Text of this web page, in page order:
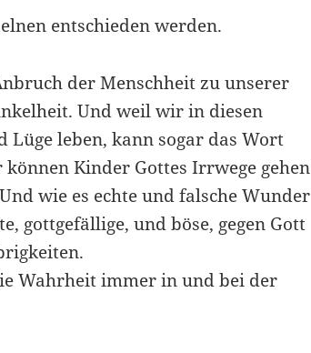
entschieden werden.
der Menschheit zu unserer
Und weil wir in diesen
Lüge leben, kann sogar das Wort
Kinder Gottes Irrwege gehen
wie es echte und falsche Wunder
gottgefällige, und böse, gegen Gott
Wahrheit immer in und bei der